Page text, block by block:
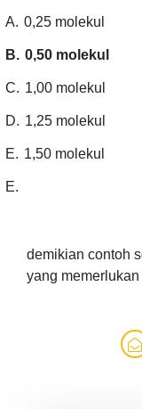
A. 0,25 molekul
B. 0,50 molekul
C. 1,00 molekul
D. 1,25 molekul
E. 1,50 molekul
E.
demikian contoh
yang memerlukan